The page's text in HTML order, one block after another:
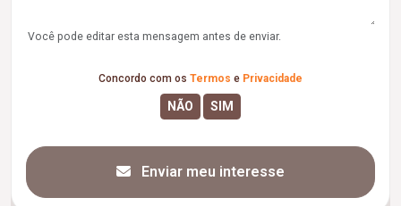
Você pode editar esta mensagem antes de enviar.
Concordo com os Termos e Privacidade
Enviar meu interesse